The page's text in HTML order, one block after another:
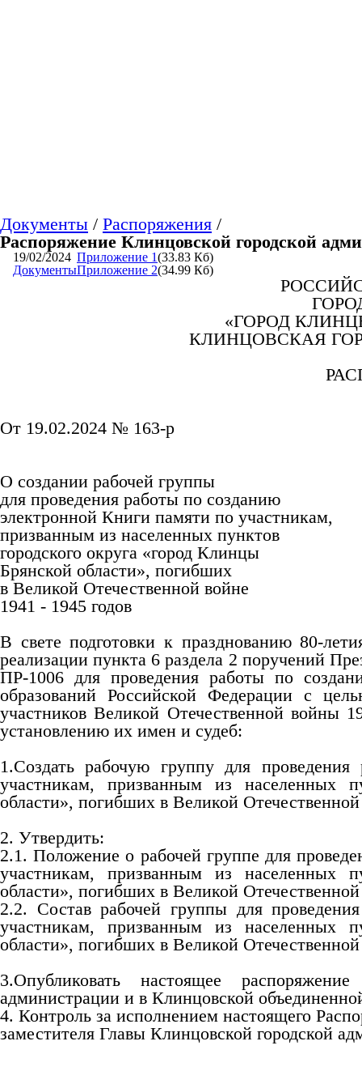
Документы / Распоряжения /
Распоряжение Клинцовской городской
19/02/2024
Документы
Приложение 1(33.83 Кб)
Приложение 2(34.99 Кб)
«ГОРОД
КЛИНЦОВСКАЯ
От 19.02.2024 № 163-р
О создании рабочей группы
для проведения работы по созданию
электронной Книги памяти по участникам,
призванным из населенных пунктов
городского округа «город Клинцы
Брянской области», погибших
в Великой Отечественной войне
1941 - 1945 годов
В свете подготовки к празднованию 80-
реализации пункта 6 раздела 2 поручений
ПР-1006 для проведения работы по
образований Российской Федерации с
участников Великой Отечественной войны
установлению их имен и судеб:
1.Создать рабочую группу для
участникам, призванным из населенных
области», погибших в Великой
2. Утвердить:
2.1. Положение о рабочей группе для
участникам, призванным из населенных
области», погибших в Великой
2.2. Состав рабочей группы для
участникам, призванным из населенных
области», погибших в Великой
3.Опубликовать настоящее
администрации и в Клинцовской
4. Контроль за исполнением настоящего
заместителя Главы Клинцовской городской